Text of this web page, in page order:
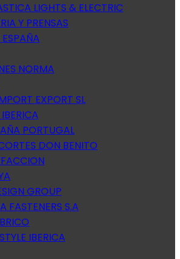
LIGHTS & ELECTRIC
Y PRENSAS
ESPAÑA
NORMA
EXPORT SL
PORTUGAL
DON BENITO
GROUP
FASTENERS S.A
IBERICA